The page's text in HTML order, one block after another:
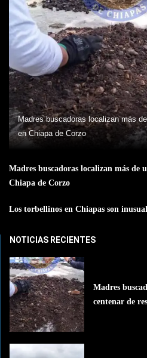
Madres buscadoras localizan más
en Chiapa de Corzo
Madres buscadoras localizan más de
Chiapa de Corzo
Los torbellinos en Chiapas son
NOTICIAS RECIENTES
Madres
centenar de